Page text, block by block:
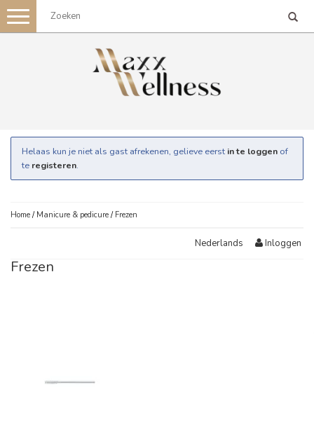
Toggle
navigation
Helaas kun je niet als gast afrekenen, gelieve eerst in te loggen of
te registeren.
Home / Manicure & pedicure / Frezen
Nederlands Inloggen
Frezen